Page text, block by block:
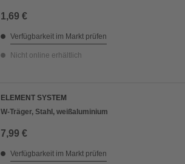
1,69 €
Verfügbarkeit im Markt prüfen
Nicht online erhältlich
ELEMENT SYSTEM
W-Träger, Stahl, weißaluminium
7,99 €
Verfügbarkeit im Markt prüfen